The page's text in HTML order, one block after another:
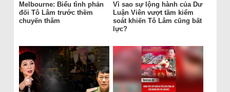
Melbourne: Biểu tình phản
đối Tô Lâm trước thềm
chuyến thăm
Vì sao sự lộng hành của Dư
Luận Viên vượt tầm kiểm
soát khiến Tô Lâm cũng bất
lực?